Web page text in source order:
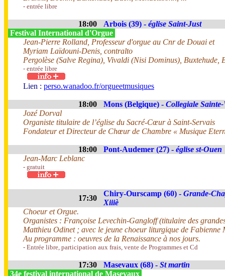
- entrée libre
18:00 Arbois (39) - église Saint-Just
Festival International d'Orgue
Jean-Pierre Rolland, Professeur d'orgue au Cnr de Douai et
Myriam Laïdouni-Denis, contralto
Pergolèse (Salve Regina), Vivaldi (Nisi Dominus), Buxtehude,
- entrée libre
Lien : perso.wanadoo.fr/orgueetmusiques
18:00 Mons (Belgique) - Collegiale
Jozé Dorval
Organiste titulaire de l’église du Sacré-Cœur à Saint-Servais
Fondateur et Directeur de Chœur de Chambre « Musique
18:00 Pont-Audemer (27) - église st-Ouen
Jean-Marc Leblanc
- gratuit
17:30
Chiry-Ourscamp (60) - Grande-
Xiiiè
Choeur et Orgue.
Organistes : Françoise Levechin-Gangloff (titulaire des
Matthieu Odinet ; avec le jeune choeur liturgique de Fabienne
Au programme : oeuvres de la Renaissance à nos jours.
- Entrée libre, participation aux frais, vente de Programmes et Cd
17:30 Masevaux (68) - St martin
34e festival international de Masevaux